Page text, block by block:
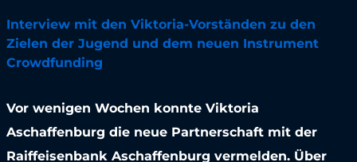
Interview mit den Viktoria-Vorständen zu den
Zielen der Jugend und dem neuen Instrument
Crowdfunding
Vor wenigen Wochen konnte Viktoria
Aschaffenburg die neue Partnerschaft mit der
Raiffeisenbank Aschaffenburg vermelden. Über